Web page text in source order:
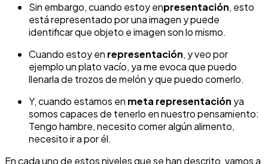
Sin embargo, cuando estoy enpresentación, esto
está representado por una imagen y puede
identificar que objeto e imagen son lo mismo.
Cuando estoy en representación, y veo por
ejemplo un plato vacío, ya me evoca que puedo
llenarla de trozos de melón y que puedo comerlo.
Y, cuando estamos en meta representación ya
somos capaces de tenerlo en nuestro pensamiento:
Tengo hambre, necesito comer algún alimento,
necesito ir a por él.
En cada uno de estos niveles que se han descrito, vamos a